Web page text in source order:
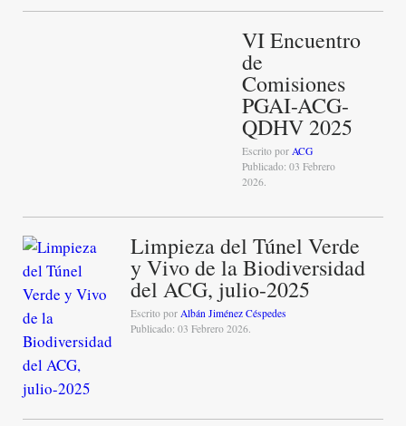
VI Encuentro
de
Comisiones
PGAI-ACG-
QDHV 2025
Escrito por ACG
Publicado: 03 Febrero
2026.
Limpieza del Túnel Verde
y Vivo de la Biodiversidad
del ACG, julio-2025
Escrito por Albán Jiménez Céspedes
Publicado: 03 Febrero 2026.